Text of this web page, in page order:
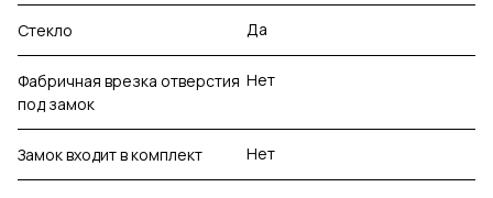
Стекло Да
Фабричная врезка отверстия
под замок
Нет
Замок входит в комплект Нет